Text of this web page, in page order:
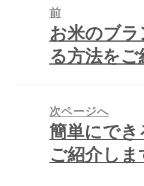
前
前
の
投
稿:
お米のブ
る方法をご
次ページへ
次
の
投
稿:
簡単にで
ご紹介しま